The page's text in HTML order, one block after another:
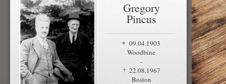
Gregory
Pincus
09.04.1903
Woodbine
-
22.08.1967
Boston